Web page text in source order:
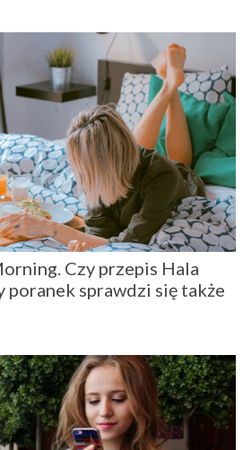
Czy przepis Hala
poranek sprawdzi się także